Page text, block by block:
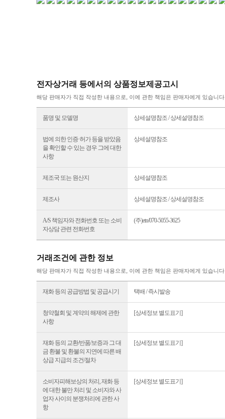
전자상거래 등에서의 상품정보제공고시
해당 판매자가 직접 작성한 내용으로, 이에 관한 책임은 판매자에게 있습니다
품명 및 모델명 상세설명참조 / 상세설명참조
법에 의한 인증·허가 등을 받았음
을 확인할 수 있는 경우 그에 대한
사항
상세설명참조
제조국 또는 원산지 상세설명참조
제조사 상세설명참조 / 상세설명참조
A/S 책임자와 전화번호 또는 소비
자상담 관련 전화번호
(주)etn/070-5055-3625
거래조건에 관한 정보
해당 판매자가 직접 작성한 내용으로, 이에 관한 책임은 판매자에게 있습니다
재화 등의 공급방법 및 공급시기 택배 / 즉시발송
청약철회 및 계약의 해제에 관한
사항
[상세정보 별도표기]
재화 등의 교환/반품/보증과 그 대
금 환불 및 환불의 지연에 따른 배
상급 지급의 조건/절차
[상세정보 별도표기]
소비자피해보상의 처리, 재화 등
에 대한 불만 처리 및 소비자와 사
업자 사이의 분쟁처리에 관한 사
항
[상세정보 별도표기]